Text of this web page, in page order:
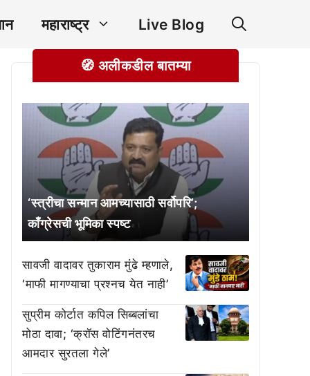
महाराष्ट्र Live Blog
🧭 अलीकडील बातम्या
‘स्त्रीचा सन्मान आमच्यासाठी सर्वोपरि’;
काँग्रेसची भूमिका स्पष्ट
सावजी वादावर तुकाराम मुंढे म्हणाले,
‘माफी मागण्याचा प्रश्नच येत नाही’
सुप्रीम कोर्टात कपिल सिब्बलांचा
मोठा दावा; ‘क्रॉस वोटिंगनंतरच
आमदार सुरतला गेले’